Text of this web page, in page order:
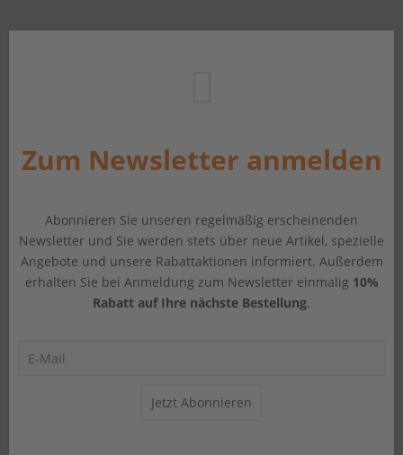
Zum Newsletter anmelden
Abonnieren Sie unseren regelmäßig erscheinenden
Newsletter und Sie werden stets über neue Artikel, spezielle
Angebote und unsere Rabattaktionen informiert. Außerdem
erhalten Sie bei Anmeldung zum Newsletter einmalig 10%
Rabatt auf Ihre nächste Bestellung.
Jetzt Abonnieren